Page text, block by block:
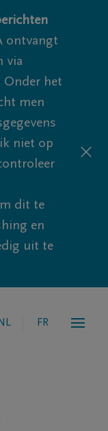
ontvangt
via
Onder het
men
niet op
dit te
en
uit te
NL FR